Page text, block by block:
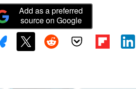
Add as a preferred
source on Google